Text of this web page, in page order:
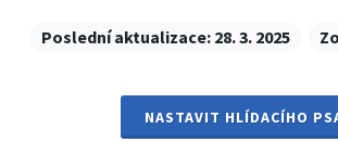
Poslední aktualizace: 28. 3. 2025
NASTAVIT HLÍDACÍHO